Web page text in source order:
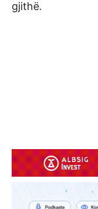
gjithë.